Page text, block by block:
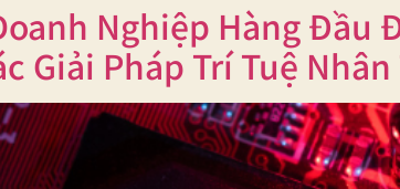
Nghiệp Hàng Đầu
Giải Pháp Trí Tuệ Nhân